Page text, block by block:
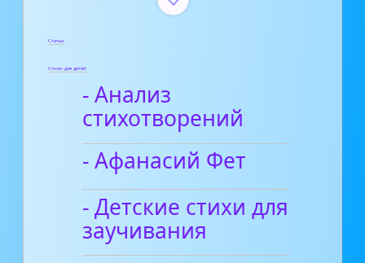
Статьи
Стихи для детей
- Анализ
стихотворений
- Афанасий Фет
- Детские стихи для
заучивания